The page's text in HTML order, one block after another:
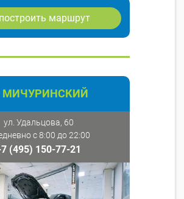
построить маршрут
МИЧУРИНСКИЙ
ул. Удальцова, 60
с 8:00 до 22:00
(495) 150-77-21